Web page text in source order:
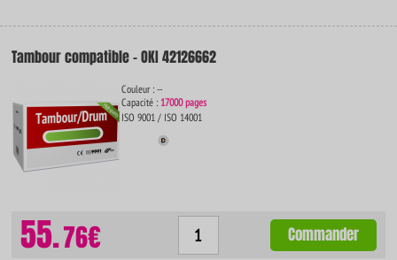
Tambour compatible - OKI 42126662
Couleur : --
Capacité : 17000 pages
ISO 9001 / ISO 14001
55.76€ Commander